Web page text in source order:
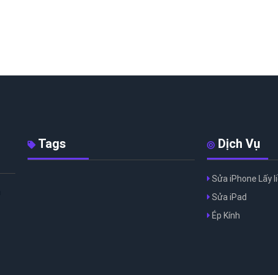
Tags Dịch Vụ
Sửa iPhone Lấy
Sửa iPad
Ép Kính